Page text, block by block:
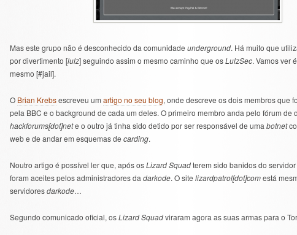
Mas este grupo não é desconhecido da comunidade underground. Há muito que
por divertimento [lulz] seguindo assim o mesmo caminho que osLulzSec. Vamos ver
mesmo [#jail].
O Brian Krebsescreveu um artigo no seu blog, onde descreve os dois membros que
pela BBC e o background de cada um deles. O primeiro membro anda pelo fórum de
hackforums[dot]nete o outro já tinha sido detido por ser responsável de uma botnet
web e de andar em esquemas de carding.
Noutro artigo é possível ler que, após osLizard Squadterem sido banidos do
foram aceites pelos administradores da darkode. O site lizardpatrol[dot]comestá
servidoresdarkode…
Segundo comunicado oficial, osLizard Squadviraram agora as suas armas para o